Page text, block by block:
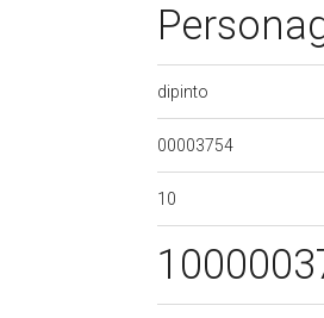
dipinto
00003754
10